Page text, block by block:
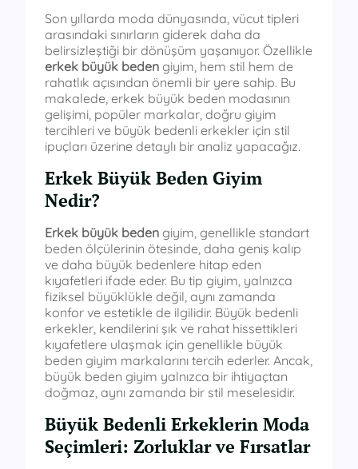
Son yıllarda moda dünyasında, vücut tipleri
arasındaki sınırların giderek daha da
belirsizleştiği bir dönüşüm yaşanıyor. Özellikle
erkek büyük beden giyim, hem stil hem de
rahatlık açısından önemli bir yere sahip. Bu
makalede, erkek büyük beden modasının
gelişimi, popüler markalar, doğru giyim
tercihleri ve büyük bedenli erkekler için stil
ipuçları üzerine detaylı bir analiz yapacağız.
Erkek Büyük Beden Giyim
Nedir?
Erkek büyük beden giyim, genellikle standart
beden ölçülerinin ötesinde, daha geniş kalıp
ve daha büyük bedenlere hitap eden
kıyafetleri ifade eder. Bu tip giyim, yalnızca
fiziksel büyüklükle değil, aynı zamanda
konfor ve estetikle de ilgilidir. Büyük bedenli
erkekler, kendilerini şık ve rahat hissettikleri
kıyafetlere ulaşmak için genellikle büyük
beden giyim markalarını tercih ederler. Ancak,
büyük beden giyim yalnızca bir ihtiyaçtan
doğmaz, aynı zamanda bir stil meselesidir.
Büyük Bedenli Erkeklerin Moda
Seçimleri: Zorluklar ve Fırsatlar